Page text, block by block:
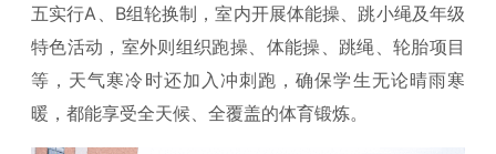
五实行A、B组轮换制，室内开展体能操、跳小绳及年级
特色活动，室外则组织跑操、体能操、跳绳、轮胎项目
等，天气寒冷时还加入冲刺跑，确保学生无论晴雨寒
暖，都能享受全天候、全覆盖的体育锻炼。